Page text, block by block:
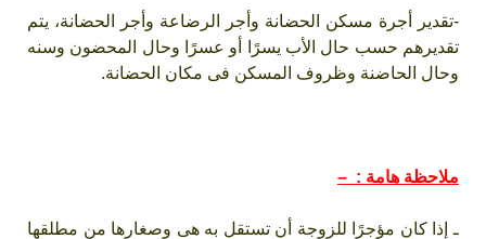
-تقدير أجرة مسكن الحضانة وأجر الرضاعة وأجر الحضانة، يتم
تقديرهم حسب حال الأب يسرًا أو عسرًا وحال المحضون وسنه
وحال الحاضنة وظروف المسكن فى مكان الحضانة.
ملاحظة هامة : –
ـ إذا كان مؤجرًا للزوجة أن تستقل به هى وصغارها من مطلقها